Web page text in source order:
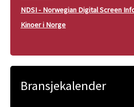
NDSI - Norwegian Digital Screen
Kinoer i Norge
Bransjekalender